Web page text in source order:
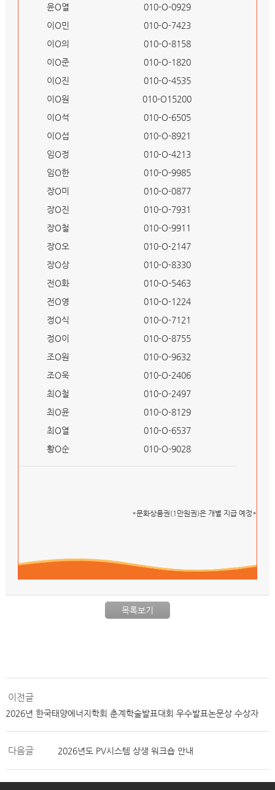
윤O열
이O민
이O의
이O준
이O진
이O원
이O석
이O섭
임O정
임O한
장O미
장O진
장O철
장O오
장O상
전O화
전O영
정O식
정O이
조O원
조O욱
최O철
최O윤
최O열
황O순
010-O-0929
010-O-7423
010-O-8158
010-O-1820
010-O-4535
010-O15200
010-O-6505
010-O-8921
010-O-4213
010-O-9985
010-O-0877
010-O-7931
010-O-9911
010-O-2147
010-O-8330
010-O-5463
010-O-1224
010-O-7121
010-O-8755
010-O-9632
010-O-2406
010-O-2497
010-O-8129
010-O-6537
010-O-9028
*문화상품권(1만원권)은 개별 지급 예정*
목록보기
이전글
2026년 한국태양에너지학회 춘계학술발표대회 우수발표논문상 수상자
다음글 2026년도 PV시스템 상생 워크숍 안내